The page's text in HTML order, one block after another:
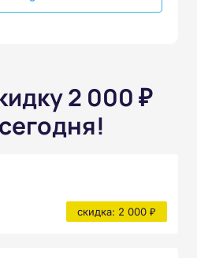
2 000 ₽
скидка: 2 000 ₽